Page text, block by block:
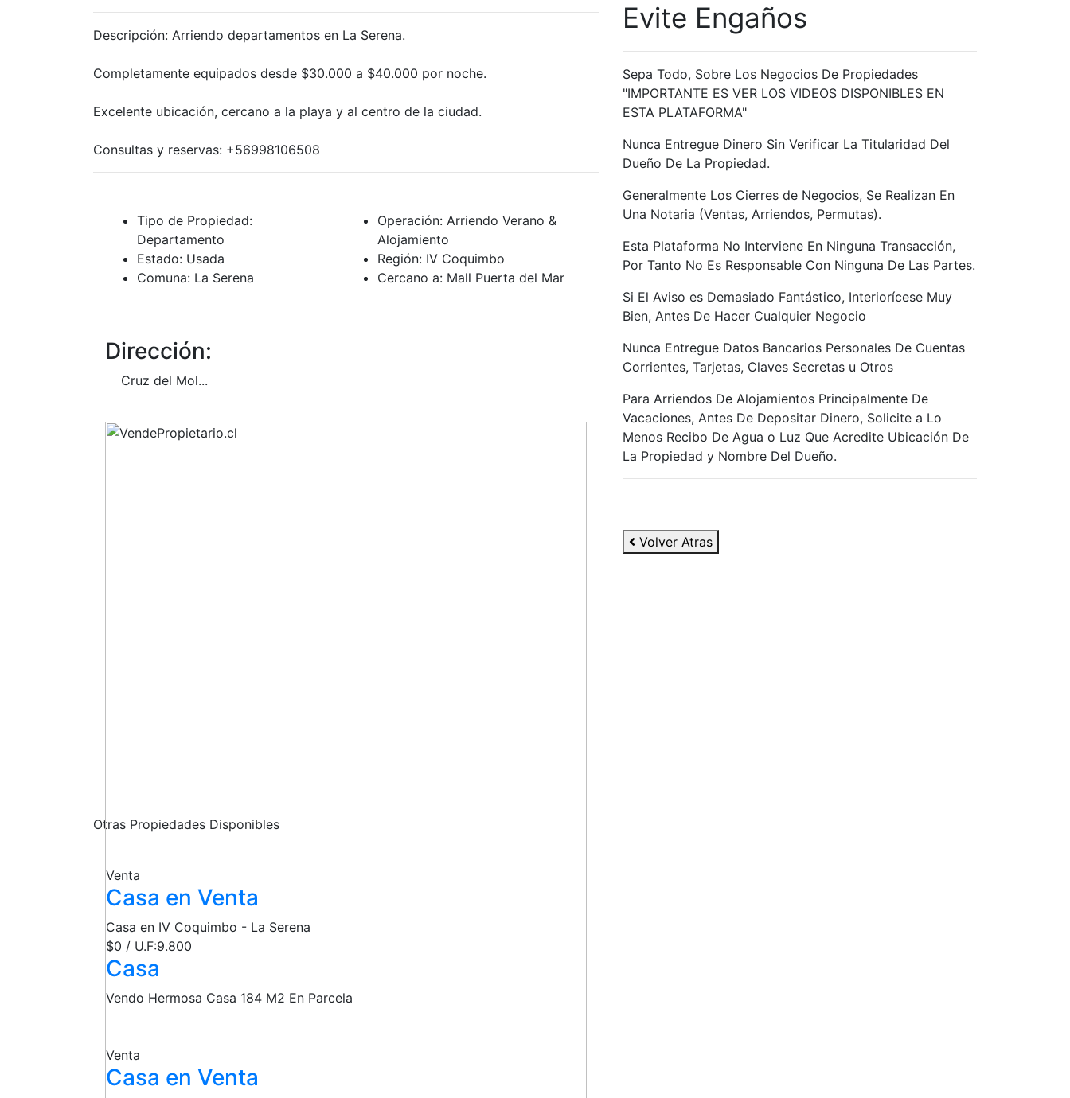
Descripción: Arriendo departamentos en La Serena.
Completamente equipados desde $30.000 a $40.000 por noche.
Excelente ubicación, cercano a la playa y al centro de la ciudad.
Consultas y reservas: +56998106508
Tipo de Propiedad:
Departamento
Estado: Usada
Comuna: La Serena
Operación: Arriendo Verano &
Alojamiento
Región: IV Coquimbo
Cercano a: Mall Puerta del Mar
Dirección:
Cruz del Mol...
Evite Engaños
Sepa Todo, Sobre Los Negocios De Propiedades
"IMPORTANTE ES VER LOS VIDEOS DISPONIBLES EN
ESTA PLATAFORMA"
Nunca Entregue Dinero Sin Verificar La Titularidad Del
Dueño De La Propiedad.
Generalmente Los Cierres de Negocios, Se Realizan En
Una Notaria (Ventas, Arriendos, Permutas).
Esta Plataforma No Interviene En Ninguna Transacción,
Por Tanto No Es Responsable Con Ninguna De Las Partes.
Si El Aviso es Demasiado Fantástico, Interiorícese Muy
Bien, Antes De Hacer Cualquier Negocio
Nunca Entregue Datos Bancarios Personales De Cuentas
Corrientes, Tarjetas, Claves Secretas u Otros
Para Arriendos De Alojamientos Principalmente De
Vacaciones, Antes De Depositar Dinero, Solicite a Lo
Menos Recibo De Agua o Luz Que Acredite Ubicación De
La Propiedad y Nombre Del Dueño.
Volver Atras
Otras Propiedades Disponibles
Venta
Casa en Venta
Casa en IV Coquimbo - La Serena
$0 / U.F:9.800
Casa
Vendo Hermosa Casa 184 M2 En Parcela
Venta
Casa en Venta